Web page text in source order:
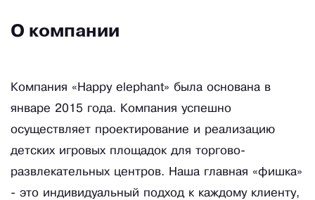
О компании
Компания «Happy elephant» была основана в
январе 2015 года. Компания успешно
осуществляет проектирование и реализацию
детских игровых площадок для торгово-
развлекательных центров. Наша главная «фишка»
- это индивидуальный подход к каждому клиенту,